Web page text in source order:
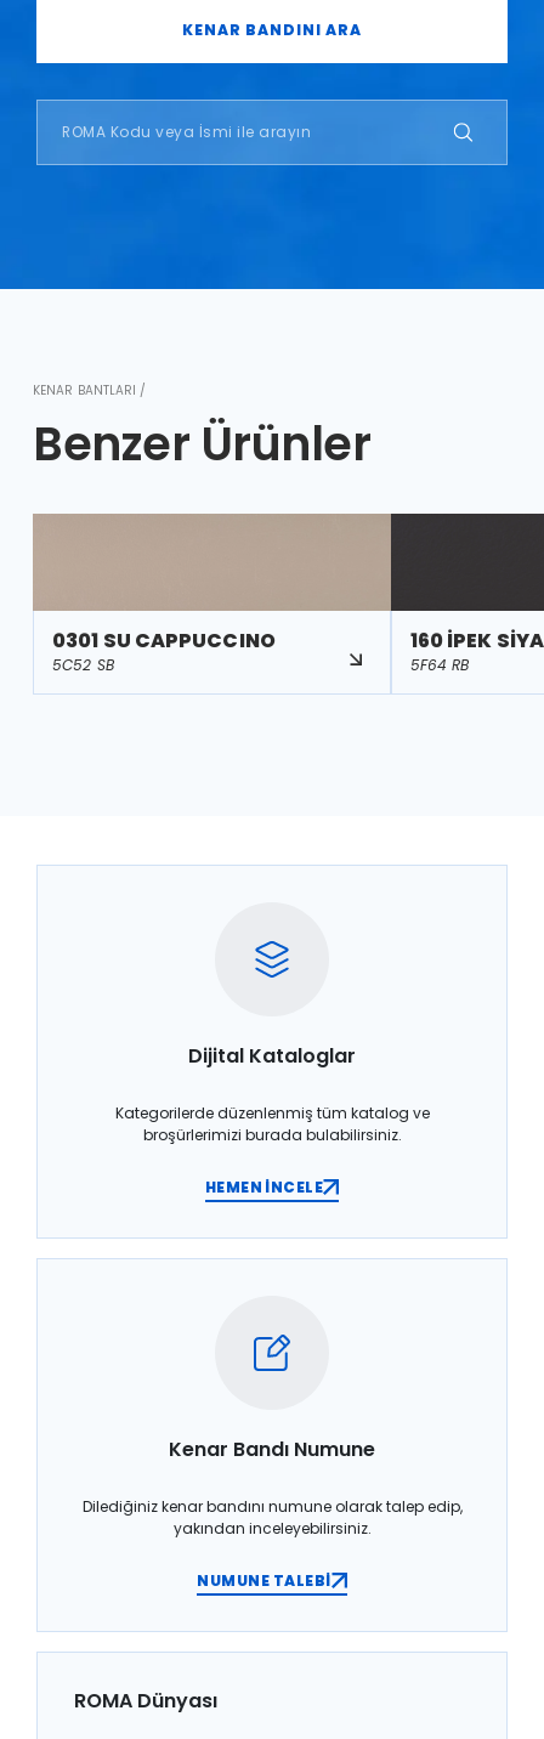
KENAR BANDINI ARA
KENAR BANTLARI /
Benzer Ürünler
0301 SU CAPPUCCINO
5C52 SB
160 İPEK
5F64 RB
Dijital Kataloglar
Kategorilerde düzenlenmiş tüm katalog ve
broşürlerimizi burada bulabilirsiniz.
HEMEN İNCELE
Kenar Bandı Numune
Dilediğiniz kenar bandını numune olarak talep edip,
yakından inceleyebilirsiniz.
NUMUNE TALEBİ
ROMA Dünyası